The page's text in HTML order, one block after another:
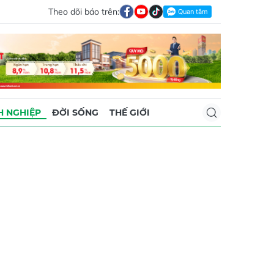
Theo dõi báo trên:
NGHIỆP ĐỜI SỐNG THẾ GIỚI